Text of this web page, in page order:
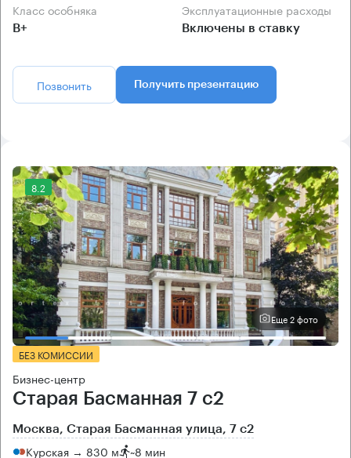
Класс особняка
B+
Эксплуатационные расходы
Включены в ставку
Позвонить Получить презентацию
8.2
Еще 2 фото
БЕЗ КОМИССИИ
Бизнес-центр
Старая Басманная 7 с2
Москва, Старая Басманная улица, 7 с2
Курская → 830 м ~8 мин